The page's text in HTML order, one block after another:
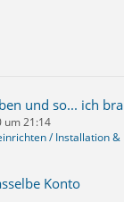
um 21:14
/ Installation &
Konto